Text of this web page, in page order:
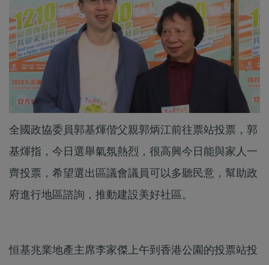
全國政協委員郭基煇偕父親郭炳江前往票站投票，郭
基煇指，今日選舉氣氛熱烈，很高興今日能與家人一
齊投票，希望選出區議會議員可以多聽民意，幫助政
府進行地區諮詢，推動建設美好社區。
恒基兆業地產主席李家傑上午到香港公園的投票站投